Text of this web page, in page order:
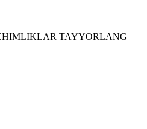
TAYYORLANG